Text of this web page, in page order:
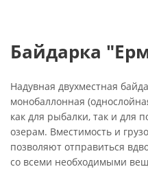
Байдарка
Надувная двухместная
монобаллонная
как для рыбалки, так и для
озерам. Вместимость и
позволяют отправиться
со всеми необходимыми